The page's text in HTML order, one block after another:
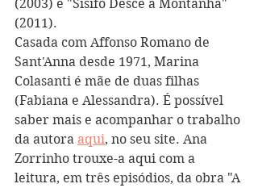
(2003) e "Sísifo Desce a Montanha"
(2011).
Casada com Affonso Romano de
Sant'Anna desde 1971, Marina
Colasanti é mãe de duas filhas
(Fabiana e Alessandra). É possível
saber mais e acompanhar o trabalho
da autora aqui, no seu site. Ana
Zorrinho trouxe-a aqui com a
leitura, em três episódios, da obra "A